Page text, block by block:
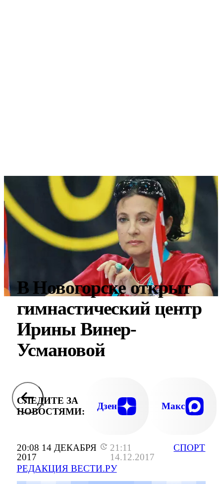
20:08 14 ДЕКАБРЯ
2017
21:11
14.12.2017
РЕДАКЦИЯ ВЕСТИ.РУ
СПОРТ
В Новогорске открыт
гимнастический центр
Ирины Винер-
Усмановой
СЛЕДИТЕ ЗА
НОВОСТЯМИ:
Дзен Макс